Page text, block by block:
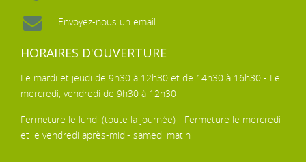
Envoyez-nous un email
HORAIRES D'OUVERTURE
Le mardi et jeudi de 9h30 à 12h30 et de 14h30 à 16h30 - Le
mercredi, vendredi de 9h30 à 12h30
Fermeture le lundi (toute la journée) - Fermeture le mercredi
et le vendredi après-midi- samedi matin